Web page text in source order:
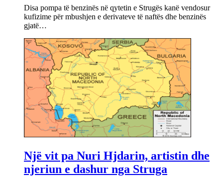
Disa pompa të benzinës në qytetin e Strugës kanë vendosur
kufizime për mbushjen e derivateve të naftës dhe benzinës
gjatë…
Një vit pa Nuri Hjdarin, artistin dhe
njeriun e dashur nga Struga